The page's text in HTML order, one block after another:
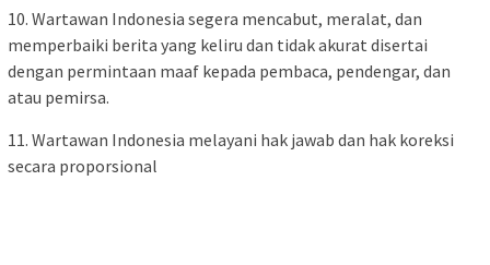
10. Wartawan Indonesia segera mencabut, meralat, dan
memperbaiki berita yang keliru dan tidak akurat disertai
dengan permintaan maaf kepada pembaca, pendengar, dan
atau pemirsa.
11. Wartawan Indonesia melayani hak jawab dan hak koreksi
secara proporsional